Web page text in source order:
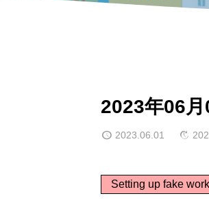
2023年06月
2023.06.01
Setting up fake